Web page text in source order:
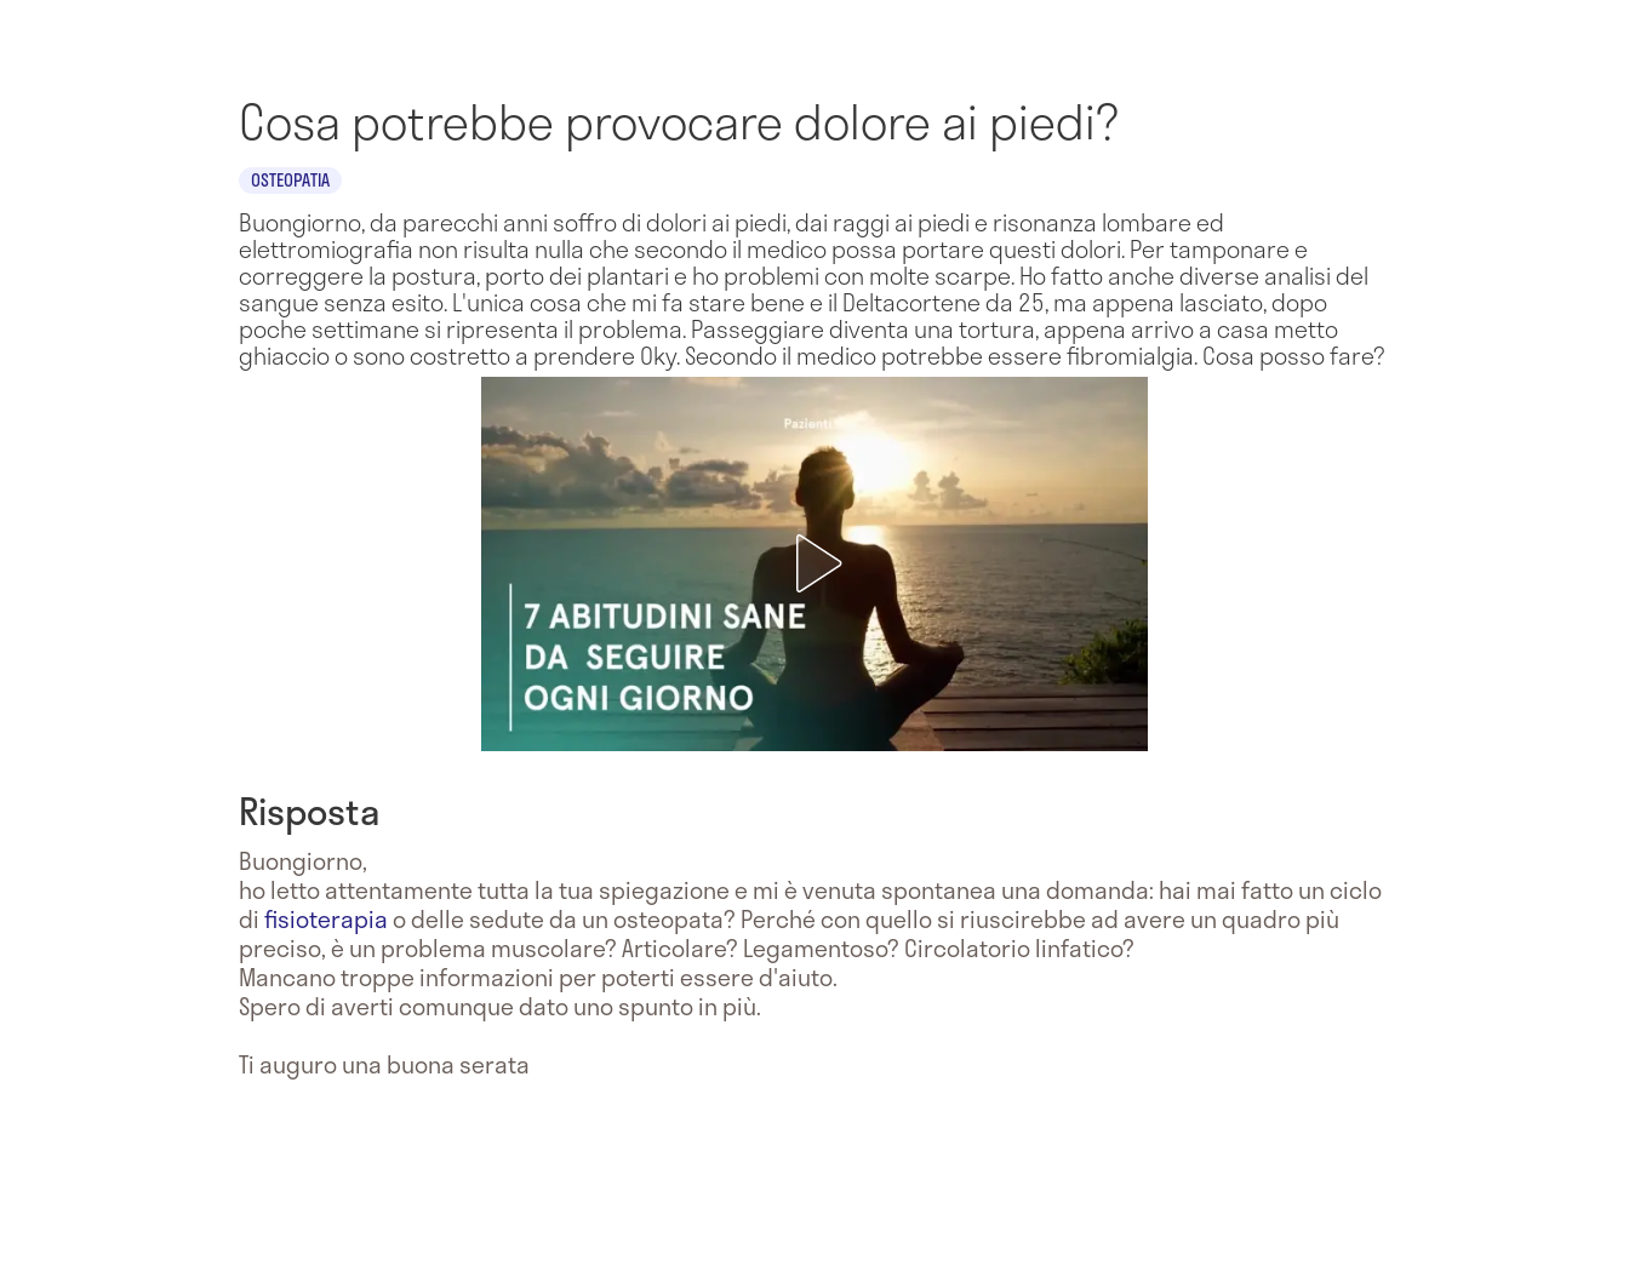
Cosa potrebbe provocare dolore ai piedi?
OSTEOPATIA
Buongiorno, da parecchi anni soffro di dolori ai piedi, dai raggi ai piedi e risonanza lombare ed
elettromiografia non risulta nulla che secondo il medico possa portare questi dolori. Per tamponare e
correggere la postura, porto dei plantari e ho problemi con molte scarpe. Ho fatto anche diverse analisi del
sangue senza esito. L'unica cosa che mi fa stare bene e il Deltacortene da 25, ma appena lasciato, dopo
poche settimane si ripresenta il problema. Passeggiare diventa una tortura, appena arrivo a casa metto
ghiaccio o sono costretto a prendere Oky. Secondo il medico potrebbe essere fibromialgia. Cosa posso fare?
Risposta
Buongiorno,
ho letto attentamente tutta la tua spiegazione e mi è venuta spontanea una domanda: hai mai fatto un ciclo
difisioterapiao delle sedute da un osteopata? Perché con quello si riuscirebbe ad avere un quadro più
preciso, è un problema muscolare? Articolare? Legamentoso? Circolatorio linfatico?
Mancano troppe informazioni per poterti essere d'aiuto.
Spero di averti comunque dato uno spunto in più.
Ti auguro una buona serata